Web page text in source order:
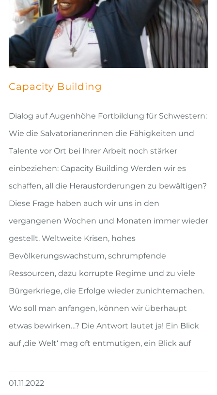
Capacity Building
Dialog auf Augenhöhe Fortbildung für Schwestern:
Wie die Salvatorianerinnen die Fähigkeiten und
Talente vor Ort bei Ihrer Arbeit noch stärker
einbeziehen: Capacity Building Werden wir es
schaffen, all die Herausforderungen zu bewältigen?
Diese Frage haben auch wir uns in den
vergangenen Wochen und Monaten immer wieder
gestellt. Weltweite Krisen, hohes
Bevölkerungswachstum, schrumpfende
Ressourcen, dazu korrupte Regime und zu viele
Bürgerkriege, die Erfolge wieder zunichtemachen.
Wo soll man anfangen, können wir überhaupt
etwas bewirken…? Die Antwort lautet ja! Ein Blick
auf ‚die Welt‘ mag oft entmutigen, ein Blick auf
01.11.2022